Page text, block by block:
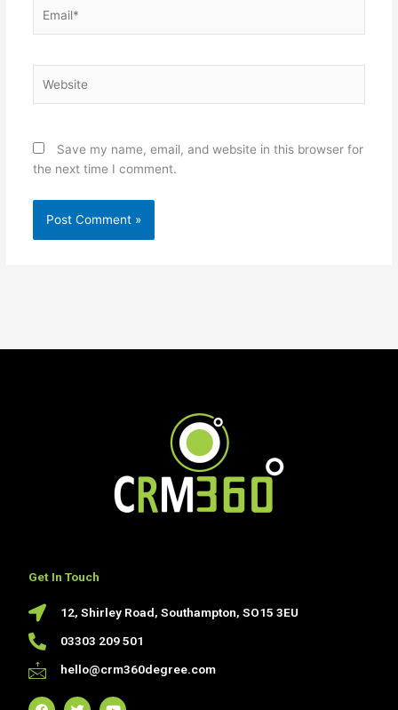
Save my name, email, and website in this browser for
the next time I comment.
Get In Touch
12, Shirley Road, Southampton, SO15 3EU
03303 209 501
hello@crm360degree.com
F T Y